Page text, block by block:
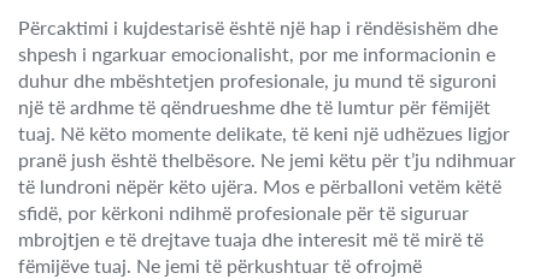
Përcaktimi i kujdestarisë është një hap i rëndësishëm dhe
shpesh i ngarkuar emocionalisht, por me informacionin e
duhur dhe mbështetjen profesionale, ju mund të siguroni
një të ardhme të qëndrueshme dhe të lumtur për fëmijët
tuaj. Në këto momente delikate, të keni një udhëzues ligjor
pranë jush është thelbësore. Ne jemi këtu për t’ju ndihmuar
të lundroni nëpër këto ujëra. Mos e përballoni vetëm këtë
sfidë, por kërkoni ndihmë profesionale për të siguruar
mbrojtjen e të drejtave tuaja dhe interesit më të mirë të
fëmijëve tuaj. Ne jemi të përkushtuar të ofrojmë